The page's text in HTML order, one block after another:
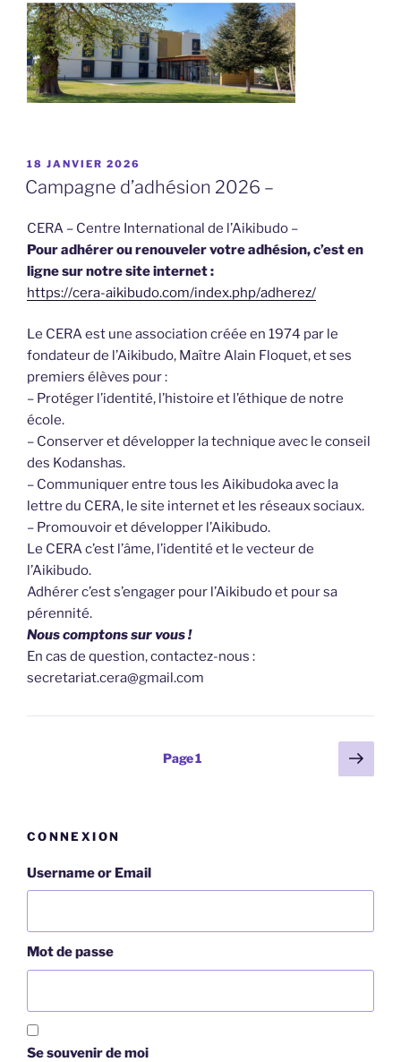
PUBLIÉ
LE
18 JANVIER 2026
Campagne d’adhésion 2026 –
CERA – Centre International de l’Aikibudo –
Pour adhérer ou renouveler votre adhésion, c’est en
ligne sur notre site internet :
https://cera-aikibudo.com/index.php/adherez/
Le CERA est une association créée en 1974 par le
fondateur de l’Aikibudo, Maître Alain Floquet, et ses
premiers élèves pour :
– Protéger l’identité, l’histoire et l’éthique de notre
école.
– Conserver et développer la technique avec le conseil
des Kodanshas.
– Communiquer entre tous les Aikibudoka avec la
lettre du CERA, le site internet et les réseaux sociaux.
– Promouvoir et développer l’Aikibudo.
Le CERA c’est l’âme, l’identité et le vecteur de
l’Aikibudo.
Adhérer c’est s’engager pour l’Aikibudo et pour sa
pérennité.
Nous comptons sur vous !
En cas de question, contactez-nous :
secretariat.cera@gmail.com
Page1
Page
CONNEXION
Username or Email
Mot de passe
Se souvenir de moi